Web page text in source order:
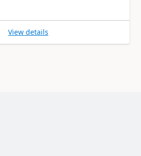
View details